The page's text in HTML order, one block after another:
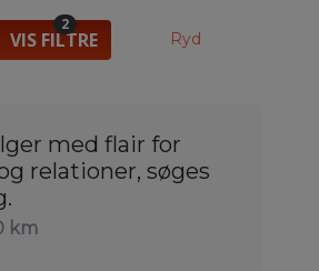
VIS FILTRE
2
Ryd
med flair for
relationer, søges
km